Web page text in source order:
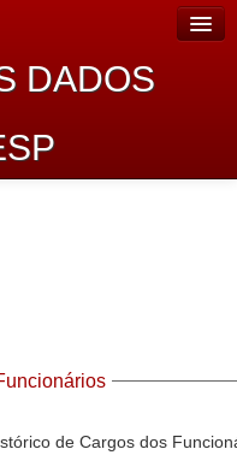
DADOS
de Cargos dos